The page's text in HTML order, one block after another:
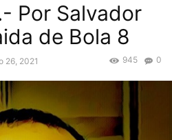
Por Salvador
de Bola 8
26, 2021 0
945